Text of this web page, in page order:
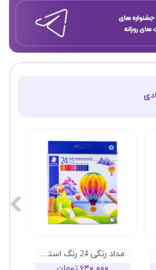
مداد رنگی 24 رنگ استدلر مدل سافت